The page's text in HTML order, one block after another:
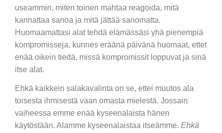
useammin, miten toinen mahtaa reagoida, mitä
kannattaa sanoa ja mitä jättää sanomatta.
Huomaamattasi alat tehdä elämässäsi yhä pienempiä
kompromisseja, kunnes eräänä päivänä huomaat, ettet
enää oikein tiedä, missä kompromissit loppuvat ja sinä
itse alat.
Ehkä kaikkein salakavalinta on se, ettei muutos ala
toisesta ihmisestä vaan omasta mielestä. Jossain
vaiheessa emme enää kyseenalaista hänen
käytöstään. Alamme kyseenalaistaa itseämme. Ehkä